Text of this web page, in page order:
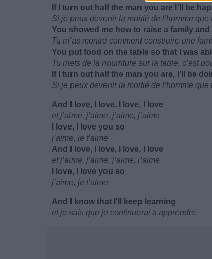
If I turn out half the man you are I’ll be
Si je peux devenir la moitié de l’homme
You showed me how to raise a family
Tu m’as montré comment construire une
You put food on the table so that I was
Tu mets de la nourriture sur la table, c’est
If I turn out half the man you are, I’ll be
Si je peux devenir la moitié de l’homme
And I love, l love, I love, I love
et j’aime, j’aime, j’aime, j’aime
I love, I love you so
j’aime, je t’aime
And I love, l love, I love, I love
et j’aime, j’aime, j’aime, j’aime
I love, I love you so
j’aime, je t’aime
And I know that I'll keep learning
et je sais que je continuerai à apprendre